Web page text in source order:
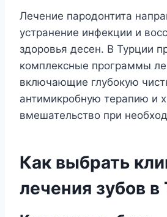
Лечение пародонтита
устранение инфекции и
здоровья десен. В Турции
комплексные программы
включающие глубокую
антимикробную терапию и
вмешательство при
Как выбрать
лечения зубов в